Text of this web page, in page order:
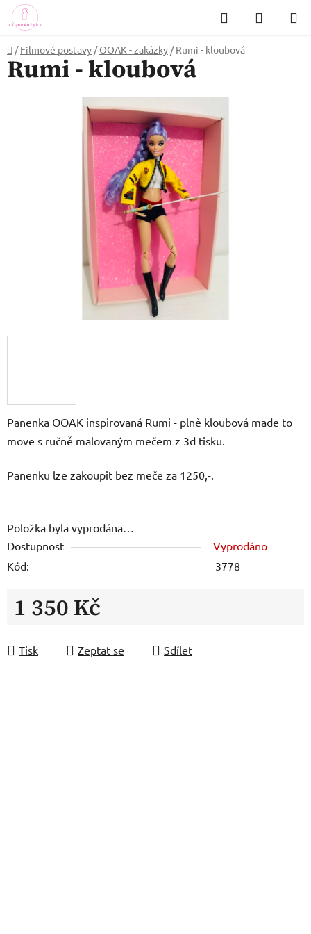
Přejít
na
obsah
Hledat
KOŠÍK
Domů
/ Filmové postavy / OOAK - zakázky / Rumi - kloubová
Panenka OOAK inspirovaná Rumi - plně kloubová made to
move s ručně malovaným mečem z 3d tisku.
Panenku lze zakoupit bez meče za 1250,-.
Položka byla vyprodána…
Dostupnost
Vyprodáno
Kód:
3778
1 350 Kč
Tisk
Zeptat se Sdílet
Rumi - kloubová